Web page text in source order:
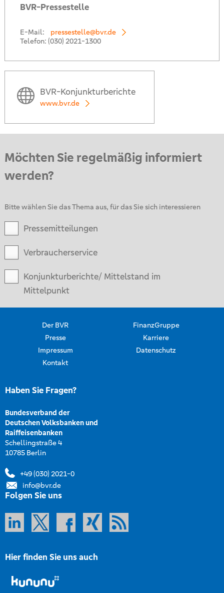
BVR-Pressestelle
E-Mail:
pressestelle@bvr.de
Telefon: (030) 2021-1300
BVR-Konjunkturberichte
www.bvr.de
Möchten Sie regelmäßig informiert
werden?
Bitte wählen Sie das Thema aus, für das Sie sich interessieren
Pressemitteilungen
Verbraucherservice
Konjunkturberichte/ Mittelstand im
Mittelpunkt
Der BVR
FinanzGruppe
Presse
Karriere
Impressum
Datenschutz
Kontakt
Haben Sie Fragen?
Bundesverband der
Deutschen Volksbanken und
Raiffeisenbanken
Schellingstraße 4
10785 Berlin
+49 (030) 2021-0
info@bvr.de
Folgen Sie uns
Hier finden Sie uns auch